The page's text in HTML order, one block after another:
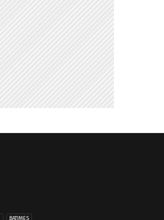
BATIMES